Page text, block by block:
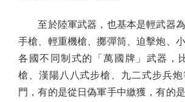
至於陸軍武器，也基本是輕武器為
手槍、輕重機槍、擲彈筒、迫擊炮、
各國不同制式的「萬國牌」武器，
槍、漢陽八八式步槍、九二式步兵炮
門，有的是從日偽軍手中繳獲，有的